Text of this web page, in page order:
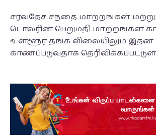
சர்வதேச சந்தை மாற்றங்கள்
டொலரின் பெறுமதி மாற்றங்கள்
உள்ளூர் தங்க விலையிலும் இதன்
காணப்படுவதாக